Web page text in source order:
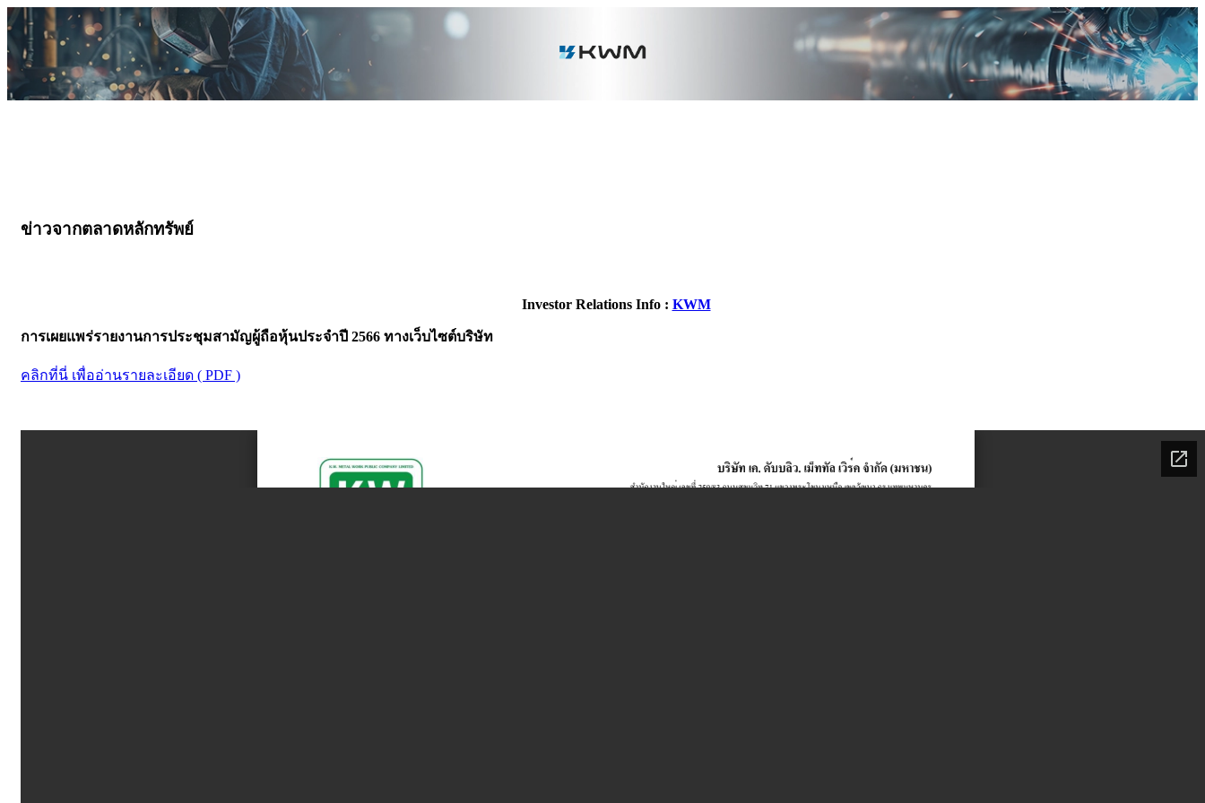
ข่าวจากตลาดหลักทรัพย์
Investor Relations Info : KWM
การเผยแพร่รายงานการประชุมสามัญผู้ถือหุ้นประจำปี 2566 ทางเว็บไซต์บริษัท
คลิกที่นี่ เพื่ออ่านรายละเอียด ( PDF )